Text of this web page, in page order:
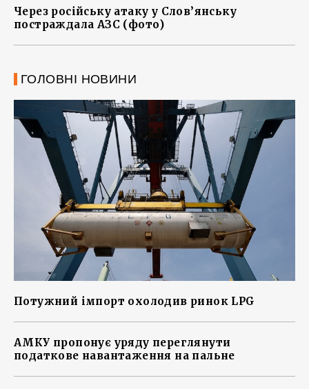
Через російську атаку у Слов’янську
постраждала АЗС (фото)
ГОЛОВНІ НОВИНИ
Потужний імпорт охолодив ринок LPG
АМКУ пропонує уряду переглянути
податкове навантаження на пальне